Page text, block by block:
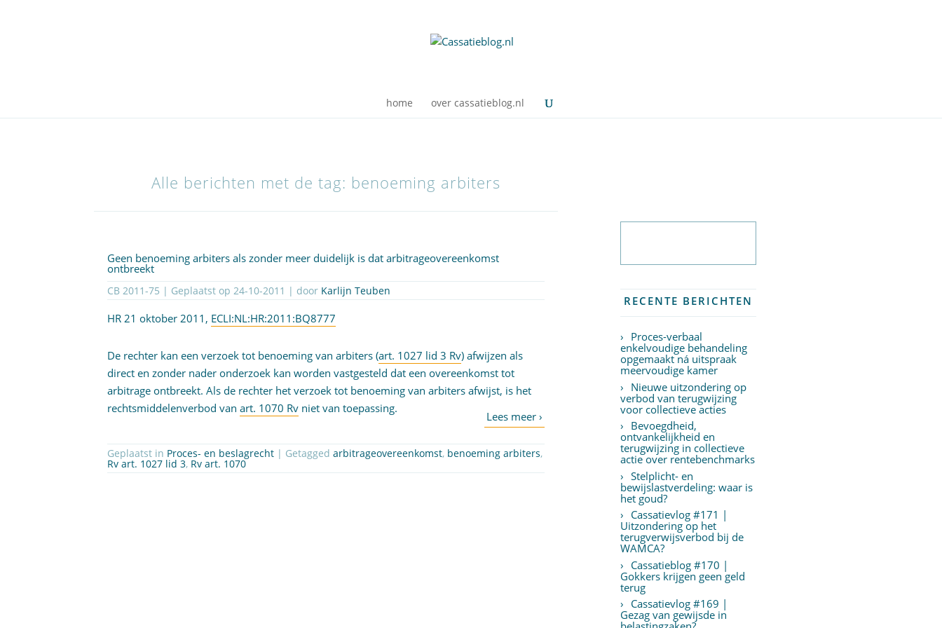
home over cassatieblog.nl
Alle berichten met de tag: benoeming arbiters
Geen benoeming arbiters als zonder meer duidelijk is dat arbitrageovereenkomst
ontbreekt
CB 2011-75 | Geplaatst op24-10-2011 | door Karlijn Teuben
HR 21 oktober 2011, ECLI:NL:HR:2011:BQ8777
De rechter kan een verzoek tot benoeming van arbiters (art. 1027 lid 3 Rv) afwijzen als
direct en zonder nader onderzoek kan worden vastgesteld dat een overeenkomst tot
arbitrage ontbreekt. Als de rechter het verzoek tot benoeming van arbiters afwijst, is het
rechtsmiddelenverbod vanart. 1070 Rv niet van toepassing.
Geplaatst in Proces- en beslagrecht | Getaggedarbitrageovereenkomst, benoeming arbiters,
Rv art. 1027 lid 3, Rv art. 1070
RECENTE BERICHTEN
Proces-verbaal
enkelvoudige behandeling
opgemaakt ná uitspraak
meervoudige kamer
Nieuwe uitzondering op
verbod van terugwijzing
voor collectieve acties
Bevoegdheid,
ontvankelijkheid en
terugwijzing in collectieve
actie over rentebenchmarks
Stelplicht- en
bewijslastverdeling: waar is
het goud?
Cassatievlog #171 |
Uitzondering op het
terugverwijsverbod bij de
WAMCA?
Cassatieblog #170 |
Gokkers krijgen geen geld
terug
Cassatievlog #169 |
Gezag van gewijsde in